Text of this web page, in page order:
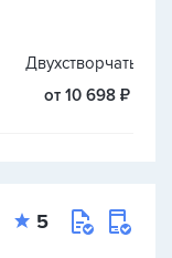
Двухстворчатые
от 10 698 ₽
5